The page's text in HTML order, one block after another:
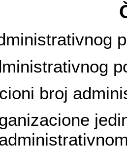
broj